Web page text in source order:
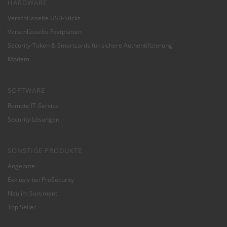
HARDWARE
Verschlüsselte USB-Sticks
Verschlüsselte Festplatten
Security-Token & Smartcards für sichere Authentifizierung
Modem
SOFTWARE
Remote IT-Service
Security Lösungen
SONSTIGE PRODUKTE
Angebote
Exklusiv bei ProSecurity
Neu im Sortiment
Top Seller